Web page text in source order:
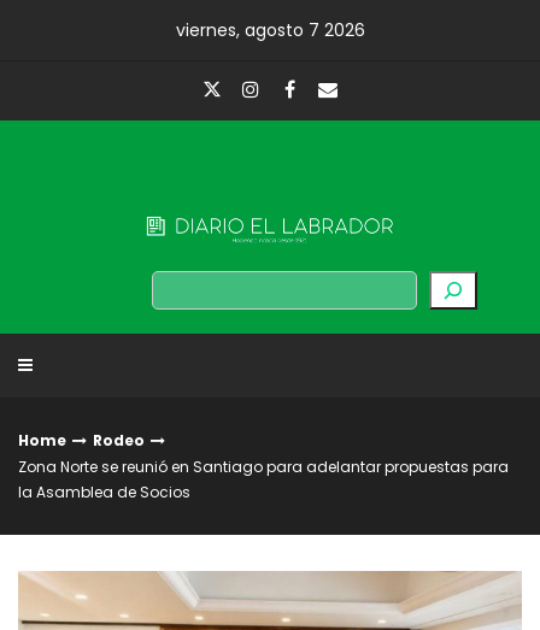
viernes, agosto 7 2026
Buscar
Home
Rodeo
Zona Norte se reunió en Santiago para adelantar propuestas para
la Asamblea de Socios